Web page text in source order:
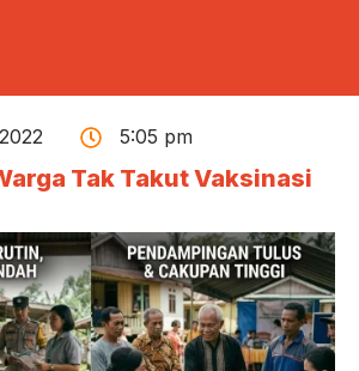
5:05 pm
Tak Takut Vaksinasi